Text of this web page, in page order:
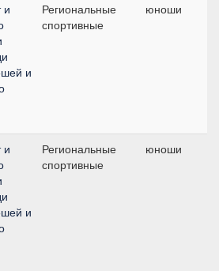
и
и
Региональные
спортивные
юноши
и
и
Региональные
спортивные
юноши